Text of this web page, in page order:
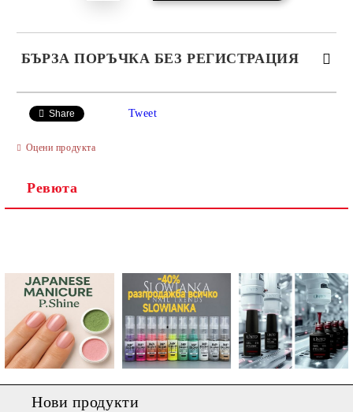
БЪРЗА ПОРЪЧКА БЕЗ РЕГИСТРАЦИЯ
Share Tweet
Оцени продукта
Ревюта
Нови продукти